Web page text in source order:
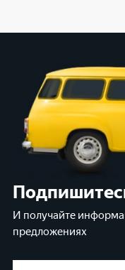
И получайте
предложениях